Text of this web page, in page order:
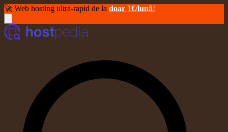
🚀 Web hosting ultra-rapid de la doar 1€/lună!